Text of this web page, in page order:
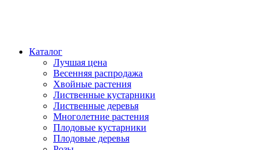
Каталог
Лучшая цена
Весенняя распродажа
Хвойные растения
Лиственные кустарники
Лиственные деревья
Многолетние растения
Плодовые кустарники
Плодовые деревья